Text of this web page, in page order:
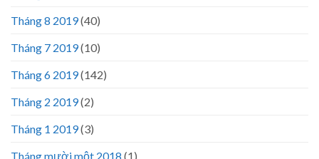
Tháng 8 2019(40)
Tháng 7 2019(10)
Tháng 6 2019(142)
Tháng 2 2019(2)
Tháng 1 2019(3)
Tháng mười một 2018 (1)